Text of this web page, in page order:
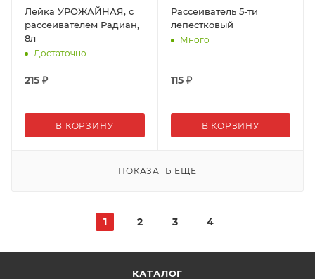
Лейка УРОЖАЙНАЯ, с
рассеивателем Радиан,
8л
Достаточно
215 ₽
В КОРЗИНУ
Рассеиватель 5-ти
лепестковый
Много
115₽
В КОРЗИНУ
ПОКАЗАТЬ ЕЩЕ
1 2 3 4
КАТАЛОГ